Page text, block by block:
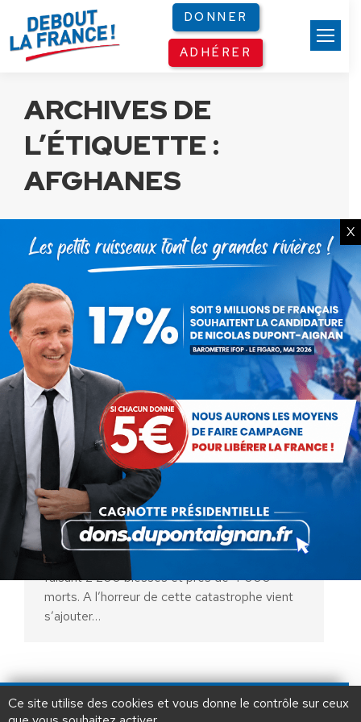
DONNER
ADHÉRER
ARCHIVES DE
L’ÉTIQUETTE :
AFGHANES
Les Afghanes livrées à leur sort
Actualités ParMaguy Girerd
13 septembre 2025
Un tremblement de terre de terre de
magnitude 6 a frappé l’est de l’Afghanistan
faisant 2 200 blessés et près de 4 000
morts. A l’horreur de cette catastrophe vient
s’ajouter…
X
LIBÉRER LA FRANCE
JE FAIS UN DON À DLF
Panneau de gestion des cookies
Ce site utilise des cookies et vous donne le contrôle sur ceux